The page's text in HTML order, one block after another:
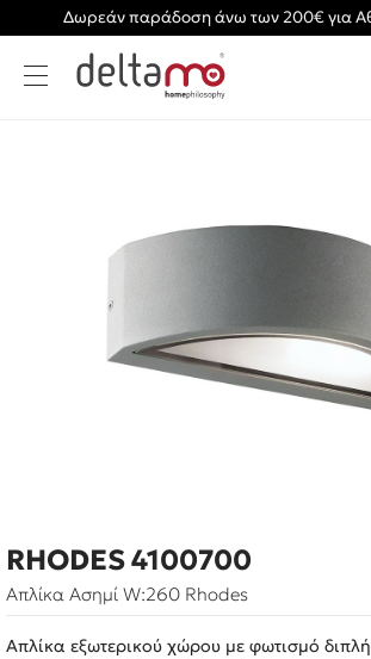
Δωρεάν παράδοση άνω των 200€ για
RHODES 4100700
Απλίκα Ασημί W:260 Rhodes
Απλίκα εξωτερικού χώρου με φωτισμό